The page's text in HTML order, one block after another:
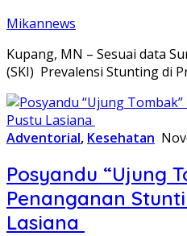
Mikannews
Kupang, MN – Sesuai data
(SKI) Prevalensi Stunting di
Adventorial, Kesehatan
Posyandu “Ujung
Penanganan
Lasiana